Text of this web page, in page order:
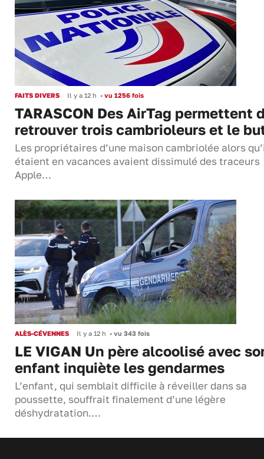
FAITS DIVERS Il y a 12 h • vu 1256 fois
TARASCON Des AirTag permettent
retrouver trois cambrioleurs et le
Les propriétaires d’une maison cambriolée alors
étaient en vacances avaient dissimulé des traceurs
Apple…
ALÈS-CÉVENNES Il y a 12 h • vu 343 fois
LE VIGAN Un père alcoolisé avec
enfant inquiète les gendarmes
L’enfant, qui semblait difficile à réveiller dans sa
poussette, souffrait finalement d’une légère
déshydratation.…